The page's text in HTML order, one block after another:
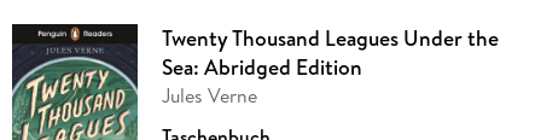
Twenty Thousand Leagues Under the
Sea: Abridged Edition
Jules Verne